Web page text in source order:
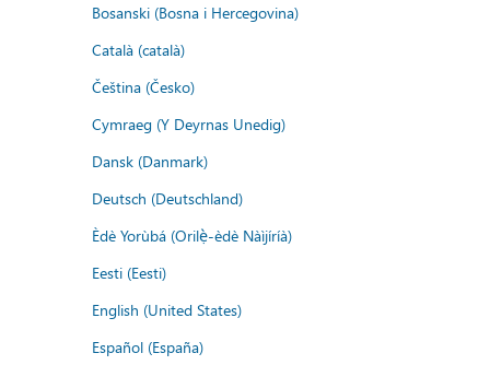
Bosanski (Bosna i Hercegovina)
Català (català)
Čeština (Česko)
Cymraeg (Y Deyrnas Unedig)
Dansk (Danmark)
Deutsch (Deutschland)
Èdè Yorùbá (Orilẹ̀-èdè Nàìjíríà)
Eesti (Eesti)
English (United States)
Español (España)